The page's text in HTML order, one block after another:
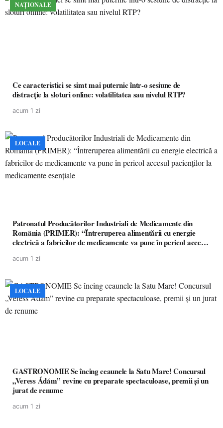
NAȚIONALE
Ce caracteristici se simt mai puternic într-o sesiune de
distracție la sloturi online: volatilitatea sau nivelul RTP?
acum 1 zi
LOCALE
Patronatul Producătorilor Industriali de Medicamente din
România (PRIMER): “Întreruperea alimentării cu energie
electrică a fabricilor de medicamente va pune în pericol accesul
acum 1 zi
LOCALE
GASTRONOMIE Se încing ceaunele la Satu Mare! Concursul
„Veress Ádám” revine cu preparate spectaculoase, premii și un
jurat de renume
acum 1 zi